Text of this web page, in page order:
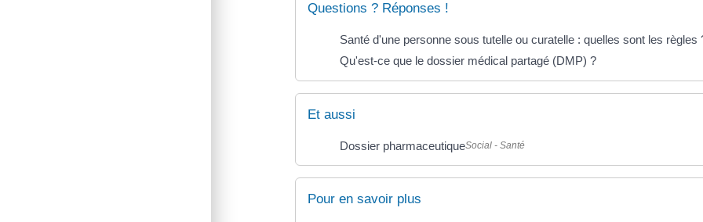
Questions ? Réponses !
Santé d'une personne sous tutelle ou curatelle : quelles sont les règles
Qu'est-ce que le dossier médical partagé (DMP) ?
Et aussi
Dossier pharmaceutiqueSocial - Santé
Pour en savoir plus